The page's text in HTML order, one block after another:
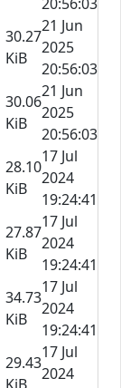
30.27
KiB
21 Jun
2025
20:56:03
30.06
KiB
21 Jun
2025
20:56:03
28.10
KiB
17 Jul
2024
19:24:41
27.87
KiB
17 Jul
2024
19:24:41
34.73
KiB
17 Jul
2024
19:24:41
29.43
17 Jul
2024